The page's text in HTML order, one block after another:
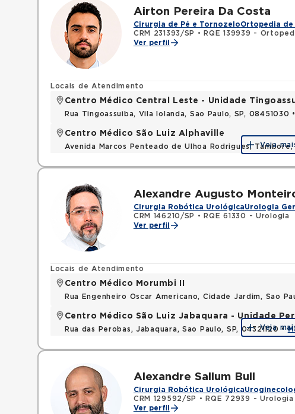
Airton Pereira Da Costa
Cirurgia de Pé e TornozeloOrtopedia de
CRM 231393/SP
•
RQE 139939 -
Ver perfil
Locais de Atendimento
Centro Médico Central Leste - Unidade
Rua Tingoassuiba, Vila Iolanda, Sao Paulo, SP, 08451030 •
Centro Médico São Luiz Alphaville
Avenida Marcos Penteado de Ulhoa Rodrigues, Veja
Alexandre Augusto
Cirurgia Robótica UrológicaUrologia
CRM 146210/SP
•
RQE 61330 - Urologia
Ver perfil
Locais de Atendimento
Centro Médico Morumbi II
Rua Engenheiro Oscar Americano, Cidade Jardim, Sao
Centro Médico São Luiz Jabaquara - Unidade
Rua das Perobas, Jabaquara, Sao Paulo, SP, 04321120 •
Veja
Alexandre Sallum Bull
Cirurgia Robótica Urológica
CRM 129592/SP
• RQE 72939 - Urologia
Ver perfil